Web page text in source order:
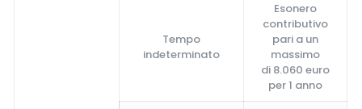
Tempo
indeterminato
Esonero
contributivo
pari a un
massimo
di 8.060 euro
per 1 anno